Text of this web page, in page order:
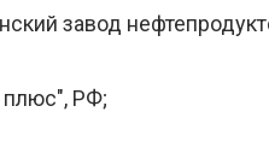
завод
плюс", РФ;